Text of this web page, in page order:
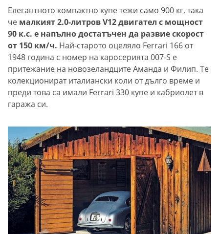
Елегантното компактно купе тежи само 900 кг, така
че малкият 2.0-литров V12 двигател с мощност
90 к.с. е напълно достатъчен да развие скорост
от 150 км/ч. Най-старото оцеляло Ferrari 166 от
1948 година с номер на каросерията 007-S е
притежание на новозеландците Аманда и Филип. Те
колекционират италиански коли от дълго време и
преди това са имали Ferrari 330 купе и кабриолет в
гаража си.